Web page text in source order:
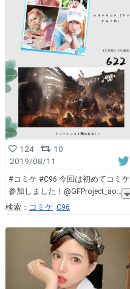
124
10
2019/08/11
#コミケ #C96 今回は初めてコミケ
参加しました！@GFProject_ao
検索： コミケ C96